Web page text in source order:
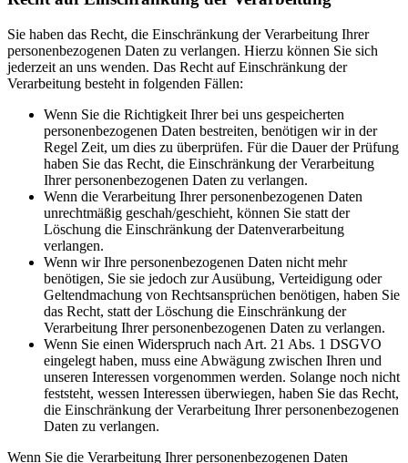
Sie haben das Recht, die Einschränkung der Verarbeitung Ihrer
personenbezogenen Daten zu verlangen. Hierzu können Sie sich
jederzeit an uns wenden. Das Recht auf Einschränkung der
Verarbeitung besteht in folgenden Fällen:
Wenn Sie die Richtigkeit Ihrer bei uns gespeicherten
personenbezogenen Daten bestreiten, benötigen wir in der
Regel Zeit, um dies zu überprüfen. Für die Dauer der Prüfung
haben Sie das Recht, die Einschränkung der Verarbeitung
Ihrer personenbezogenen Daten zu verlangen.
Wenn die Verarbeitung Ihrer personenbezogenen Daten
unrechtmäßig geschah/geschieht, können Sie statt der
Löschung die Einschränkung der Datenverarbeitung
verlangen.
Wenn wir Ihre personenbezogenen Daten nicht mehr
benötigen, Sie sie jedoch zur Ausübung, Verteidigung oder
Geltendmachung von Rechtsansprüchen benötigen, haben Sie
das Recht, statt der Löschung die Einschränkung der
Verarbeitung Ihrer personenbezogenen Daten zu verlangen.
Wenn Sie einen Widerspruch nach Art. 21 Abs. 1 DSGVO
eingelegt haben, muss eine Abwägung zwischen Ihren und
unseren Interessen vorgenommen werden. Solange noch nicht
feststeht, wessen Interessen überwiegen, haben Sie das Recht,
die Einschränkung der Verarbeitung Ihrer personenbezogenen
Daten zu verlangen.
Wenn Sie die Verarbeitung Ihrer personenbezogenen Daten